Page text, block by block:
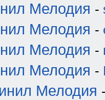
Мелодия -
Мелодия -
Мелодия -
Мелодия -
Мелодия